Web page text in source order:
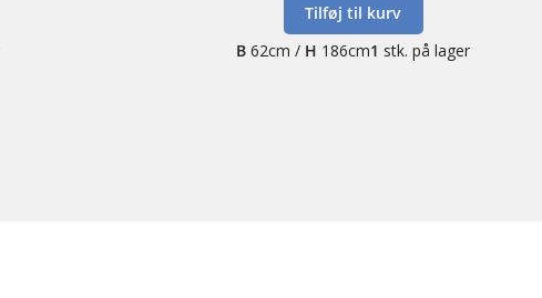
Tilføj til kurv
B 62cm / H 186cm1 stk. på lager